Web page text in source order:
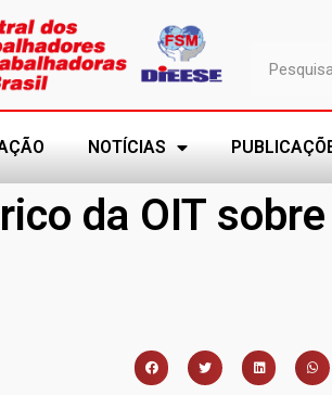
NOTÍCIAS
da OIT sobre